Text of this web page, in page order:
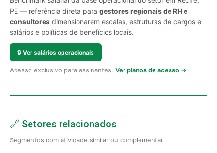
PE — referência direta para gestores regionais de RH e
consultores dimensionarem escalas, estruturas de cargos e
salários e políticas de benefícios locais.
🔒 Ver salários operacionais
Acesso exclusivo para assinantes. Ver planos de acesso →
🔗 Setores relacionados
Segmentos com atividade similar ou complementar